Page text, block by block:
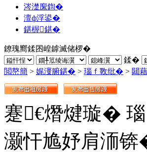
涔濋緳鍧�
澶ф浮鍙�
鍖楃鍖�
鐐瑰嚮鍒囨崲鎼滅储椤�
鍒�
閲嶅簡 > 娓濅腑鍖� > 瑙ｆ斁纰� > 閮
蹇€熸煡璇�
灏忓尯妤肩洏